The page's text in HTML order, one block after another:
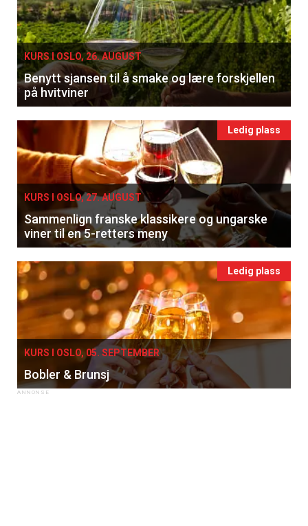
Registrer deg
KURS I OSLO, 26. AUGUST
Benytt sjansen til å smake og lære forskjellen
på hvitviner
Ledig plass
KURS I OSLO, 27. AUGUST
Sammenlign franske klassikere og ungarske
viner til en 5-retters meny
Ledig plass
KURS I OSLO, 05. SEPTEMBER
Bobler & Brunsj